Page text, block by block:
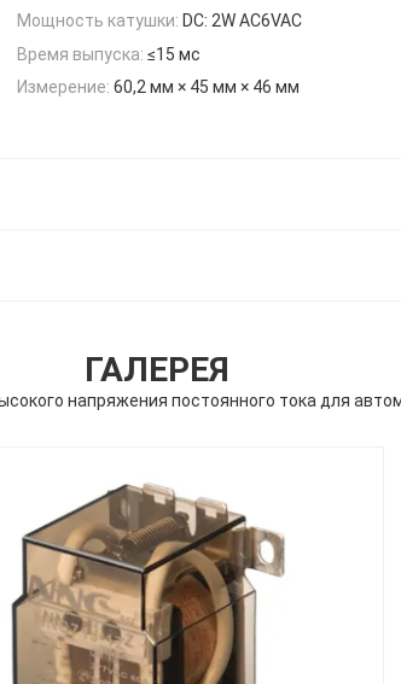
Мощность катушки: DC: 2W AC6VAC
Время выпуска: ≤15 мс
Измерение: 60,2 мм × 45 мм × 46 мм
ГАЛЕРЕЯ
напряжения постоянного тока для